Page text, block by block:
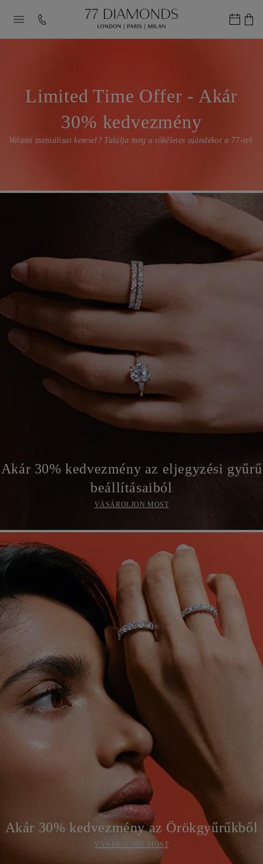
Limited Time Offer - Akár
30% kedvezmény
Valami zseniálisat keresel? Találja meg a tökéletes ajándékot a 77-tel.
Akár 30% kedvezmény az eljegyzési gyűrű
beállításaiból
VÁSÁROLJON MOST
Akár 30% kedvezmény az Örökgyűrűkből
VÁSÁROLJON MOST